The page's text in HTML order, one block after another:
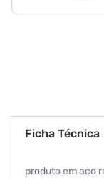
Ficha Técnica
produto em aco